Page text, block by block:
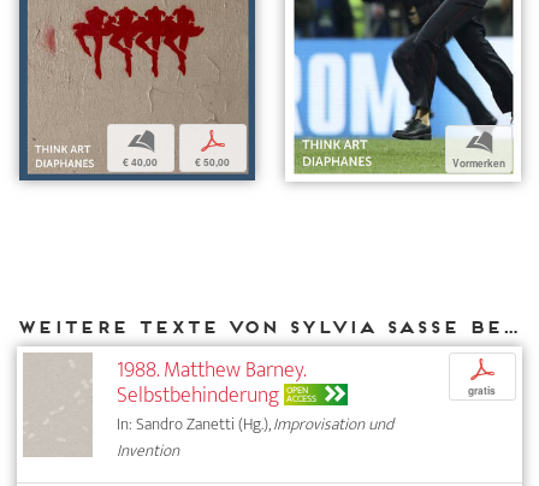
b
€ 40,00
p
€ 50,00
b
Vormerken
Weitere Texte von Sylvia Sasse bei DIAPHANES
1988. Matthew Barney.
Selbstbehinderung OPEN
ACCESS
In: Sandro Zanetti (Hg.),Improvisation und
Invention
p
gratis